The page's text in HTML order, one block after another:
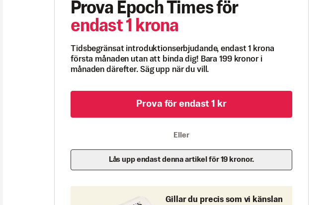
Prova Epoch Times för
endast 1 krona
Tidsbegränsat introduktionserbjudande, endast 1 krona
första månaden utan att binda dig! Bara 199 kronor i
månaden därefter. Säg upp när du vill.
Prova för endast 1 kr
Eller
Lås upp endast denna artikel för 19 kronor.
Gillar du precis som vi känslan